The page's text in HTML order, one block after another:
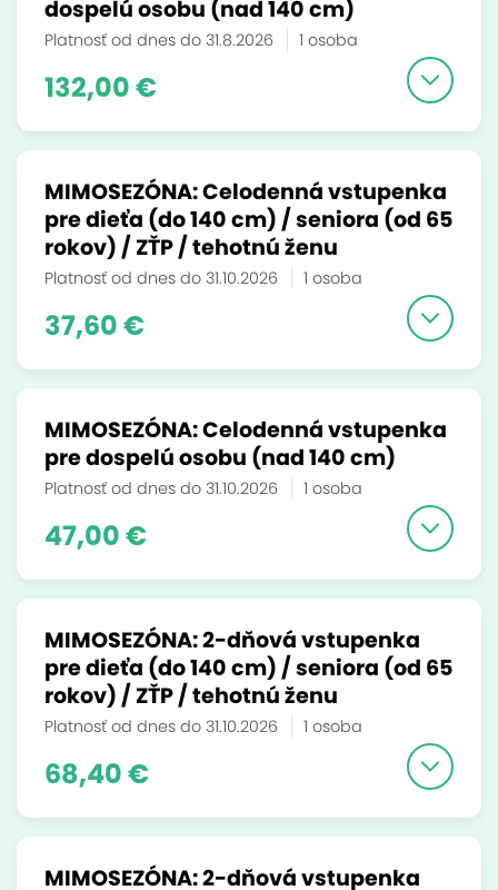
dospelú osobu (nad 140 cm)
Platnosť od dnes do 31.8.2026 1 osoba
132,00 €
MIMOSEZÓNA: Celodenná vstupenka
pre dieťa (do 140 cm) / seniora (od 65
rokov) / ZŤP / tehotnú ženu
Platnosť od dnes do 31.10.2026 1 osoba
37,60 €
MIMOSEZÓNA: Celodenná vstupenka
pre dospelú osobu (nad 140 cm)
Platnosť od dnes do 31.10.2026 1 osoba
47,00 €
MIMOSEZÓNA: 2-dňová vstupenka
pre dieťa (do 140 cm) / seniora (od 65
rokov) / ZŤP / tehotnú ženu
Platnosť od dnes do 31.10.2026 1 osoba
68,40 €
MIMOSEZÓNA: 2-dňová vstupenka